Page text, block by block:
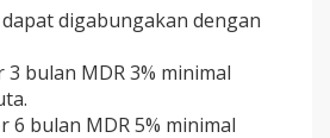
digabungakan dengan
3 bulan MDR 3% minimal
6 bulan MDR 5% minimal